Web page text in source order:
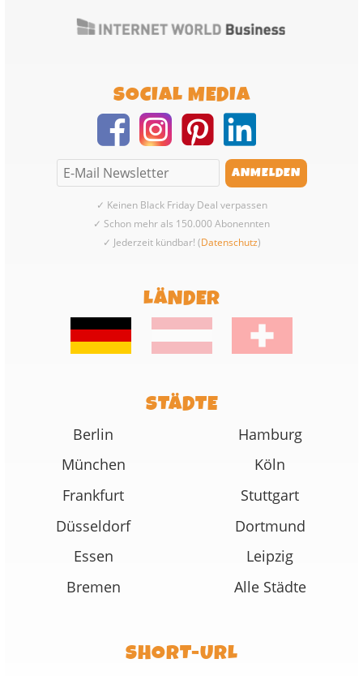
SOCIAL MEDIA
✓ Keinen Black Friday Deal verpassen
✓ Schon mehr als 150.000 Abonennten
✓ Jederzeit kündbar! (Datenschutz)
LÄNDER
STÄDTE
Berlin
Hamburg
München
Köln
Frankfurt
Stuttgart
Düsseldorf
Dortmund
Essen
Leipzig
Bremen
Alle Städte
SHORT-URL